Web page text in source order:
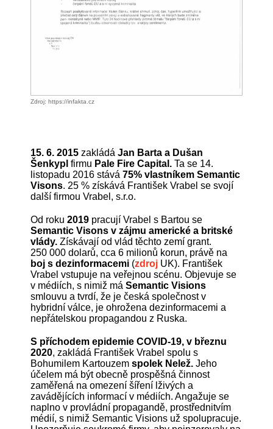
Zdroj: https://infakta.cz
15. 6. 2015 zakládá Jan Barta a Dušan
Šenkypl firmu Pale Fire Capital. Ta se 14.
listopadu 2016 stává 75% vlastníkem Semantic
Visons. 25 % získává František Vrabel se svojí
další firmou Vrabel, s.r.o.
Od roku 2019 pracují Vrabel s Bartou se
Semantic Visons v zájmu americké a britské
vlády. Získávají od vlád těchto zemí grant.
250 000 dolarů, cca 6 milionů korun, právě na
boj s dezinformacemi (zdroj UK). František
Vrabel vstupuje na veřejnou scénu. Objevuje se
v médiích, s nimiž má Semantic Visions
smlouvu a tvrdí, že je česká společnost v
hybridní válce, je ohrožena dezinformacemi a
nepřátelskou propagandou z Ruska.
S příchodem epidemie COVID-19, v březnu
2020, zakládá František Vrabel spolu s
Bohumilem Kartouzem spolek Nelež. Jeho
účelem má být obecně prospěšná činnost
zaměřená na omezení šíření lživých a
zavádějících informací v médiích. Angažuje se
naplno v provládní propagandě, prostřednitvím
médií, s nimiž Semantic Visions už spolupracuje.